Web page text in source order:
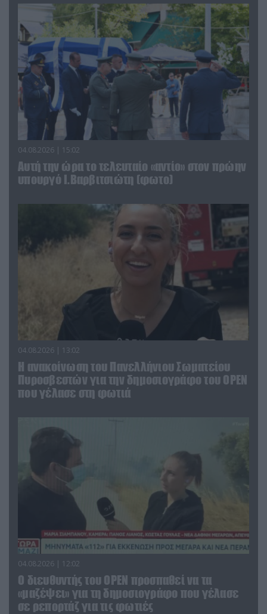
04.08.2026 | 15:02
Αυτή την ώρα το τελευταίο «αντίο» στον πρώην
υπουργό Ι.Βαρβιτσιώτη (φωτο)
04.08.2026 | 13:02
Η ανακοίνωση του Πανελλήνιου Σωματείου
Πυροσβεστών για την δημοσιογράφο του OPEN
που γέλασε στη φωτιά
04.08.2026 | 12:02
O διευθυντής του OPEN προσπαθεί να τα
«μαζέψει» για τη δημοσιογράφο που γέλασε
σε ρεπορτάζ για τις φωτιές